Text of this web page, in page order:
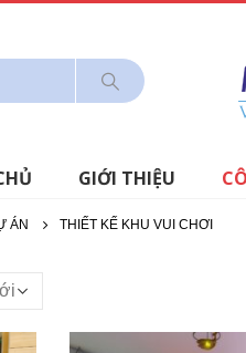
GIỚI THIỆU
ÁN THIẾT KẾ KHU VUI CHƠI